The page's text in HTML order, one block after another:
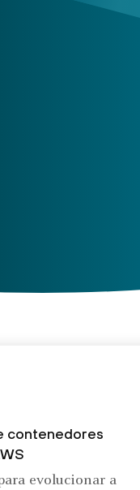
contenedores
evolucionar a